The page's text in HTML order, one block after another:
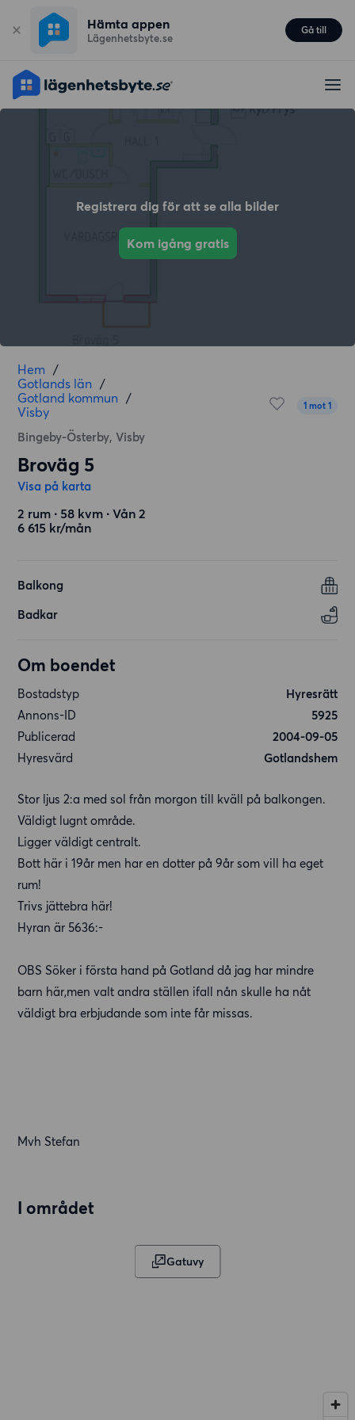
Hämta appen
Lägenhetsbyte.se
Gå till
Registrera dig för att se alla bilder
Kom igång gratis
Hem /
Gotlands län /
Gotland kommun /
Visby
Bingeby-Österby, Visby
1 mot 1
Broväg 5
Visa på karta
2 rum ∙ 58 kvm ∙ Vån 2
6 615 kr/mån
Balkong
Badkar
Om boendet
Bostadstyp
Hyresrätt
Annons-ID
5925
Publicerad
2004-09-05
Hyresvärd
Gotlandshem
Stor ljus 2:a med sol från morgon till kväll på balkongen.
Väldigt lugnt område.
Ligger väldigt centralt.
Bott här i 19år men har en dotter på 9år som vill ha eget
rum!
Trivs jättebra här!
Hyran är 5636:-
OBS Söker i första hand på Gotland då jag har mindre
barn här,men valt andra ställen ifall nån skulle ha nåt
väldigt bra erbjudande som inte får missas.
Mvh Stefan
I området
Gatuvy